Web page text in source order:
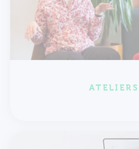
ATELIERS